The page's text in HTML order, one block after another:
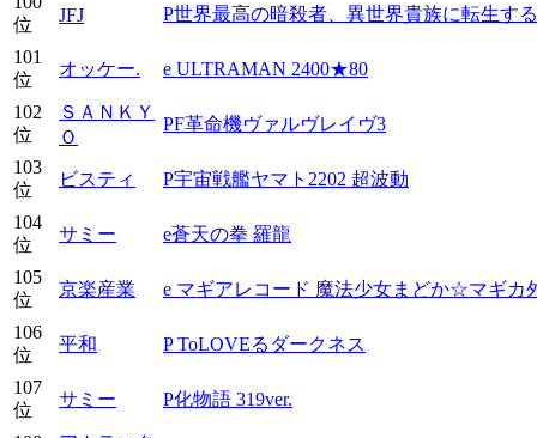
位
JFJ P世界最高の暗殺者、異世界貴族に転生する
101
位
オッケー. e ULTRAMAN 2400★80
102
位
ＳＡＮＫＹ
Ｏ
PF革命機ヴァルヴレイヴ3
103
位
ビスティ P宇宙戦艦ヤマト2202 超波動
104
位
サミー e蒼天の拳 羅龍
105
位
京楽産業 e マギアレコード 魔法少女まどか☆マギカ
106
位
平和 P ToLOVEるダークネス
107
位
サミー P化物語 319ver.